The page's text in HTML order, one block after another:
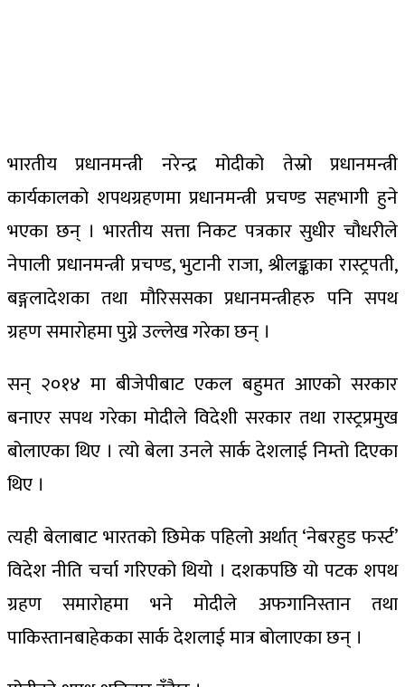
भारतीय प्रधानमन्त्री नरेन्द्र मोदीको तेस्रो प्रधानमन्त्री
कार्यकालको शपथग्रहणमा प्रधानमन्त्री प्रचण्ड सहभागी हुने
भएका छन् । भारतीय सत्ता निकट पत्रकार सुधीर चौधरीले
नेपाली प्रधानमन्त्री प्रचण्ड, भुटानी राजा, श्रीलङ्काका रास्ट्रपती,
बङ्गलादेशका तथा मौरिससका प्रधानमन्त्रीहरु पनि सपथ
ग्रहण समारोहमा पुग्ने उल्लेख गरेका छन् ।
सन् २०१४ मा बीजेपीबाट एकल बहुमत आएको सरकार
बनाएर सपथ गरेका मोदीले विदेशी सरकार तथा रास्ट्रप्रमुख
बोलाएका थिए । त्यो बेला उनले सार्क देशलाई निम्तो दिएका
थिए ।
त्यही बेलाबाट भारतको छिमेक पहिलो अर्थात् ‘नेबरहुड फर्स्ट’
विदेश नीति चर्चा गरिएको थियो । दशकपछि यो पटक शपथ
ग्रहण समारोहमा भने मोदीले अफगानिस्तान तथा
पाकिस्तानबाहेकका सार्क देशलाई मात्र बोलाएका छन् ।